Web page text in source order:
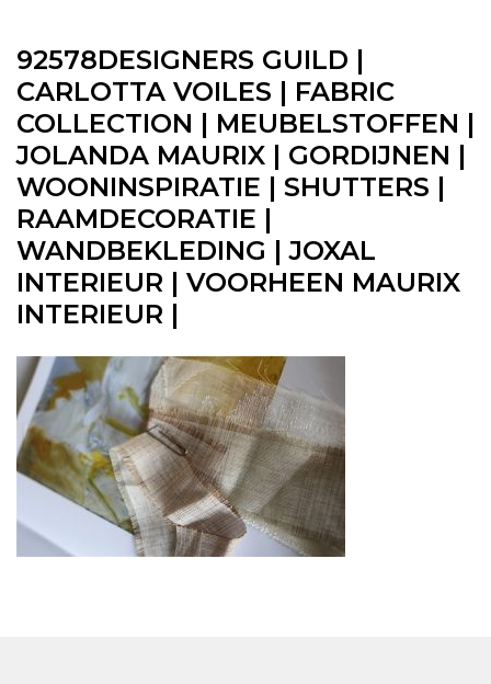
92578DESIGNERS GUILD |
CARLOTTA VOILES | FABRIC
COLLECTION | MEUBELSTOFFEN |
JOLANDA MAURIX | GORDIJNEN |
WOONINSPIRATIE | SHUTTERS |
RAAMDECORATIE |
WANDBEKLEDING | JOXAL
INTERIEUR | VOORHEEN MAURIX
INTERIEUR |